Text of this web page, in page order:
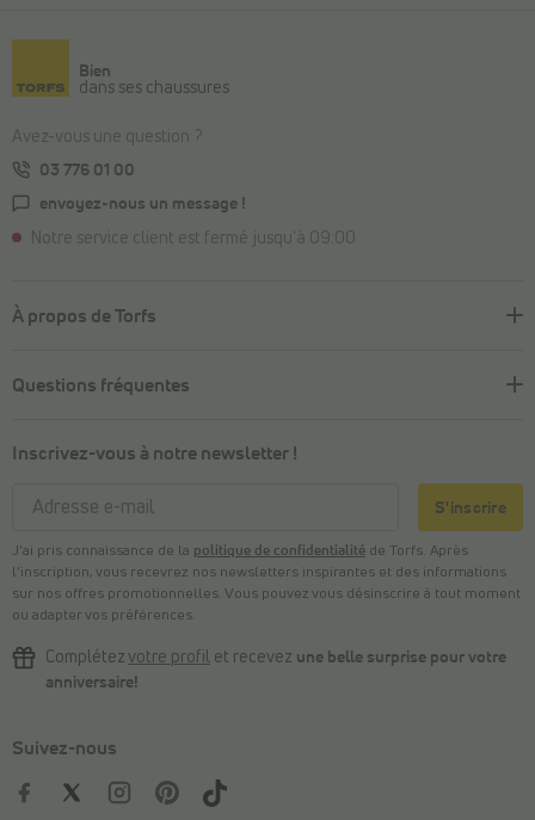
Bien
dans ses chaussures
Avez-vous une question ?
03 776 01 00
envoyez-nous un message !
Notre service client est fermé jusqu'à 09:00
À propos de Torfs
Questions fréquentes
Inscrivez-vous à notre newsletter !
S'inscrire
J’ai pris connaissance de la politique de confidentialité de Torfs. Après
l’inscription, vous recevrez nos newsletters inspirantes et des informations
sur nos offres promotionnelles. Vous pouvez vous désinscrire à tout moment
ou adapter vos préférences.
Complétez votre profil et recevez une belle surprise pour votre
anniversaire!
Suivez-nous